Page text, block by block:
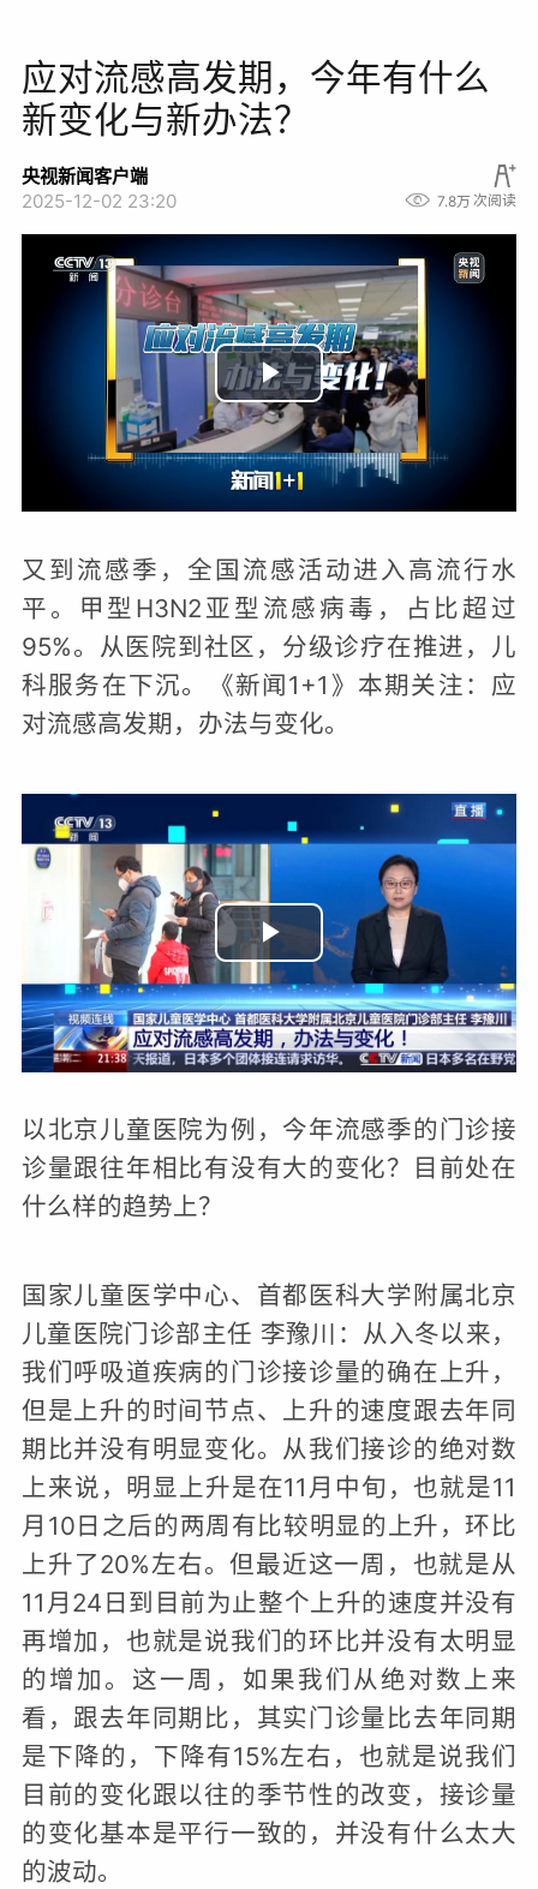
应对流感高发期，今年有什么
新变化与新办法？
央视新闻客户端
2025-12-02 23:20
7.8万 次阅读
播
放
视
频
又到流感季，全国流感活动进入高流行水
平。甲型H3N2亚型流感病毒，占比超过
95%。从医院到社区，分级诊疗在推进，儿
科服务在下沉。《新闻1+1》本期关注：应
对流感高发期，办法与变化。
播
放
视
频
以北京儿童医院为例，今年流感季的门诊接
诊量跟往年相比有没有大的变化？目前处在
什么样的趋势上？
国家儿童医学中心、首都医科大学附属北京
儿童医院门诊部主任 李豫川：从入冬以来，
我们呼吸道疾病的门诊接诊量的确在上升，
但是上升的时间节点、上升的速度跟去年同
期比并没有明显变化。从我们接诊的绝对数
上来说，明显上升是在11月中旬，也就是11
月10日之后的两周有比较明显的上升，环比
上升了20%左右。但最近这一周，也就是从
11月24日到目前为止整个上升的速度并没有
再增加，也就是说我们的环比并没有太明显
的增加。这一周，如果我们从绝对数上来
看，跟去年同期比，其实门诊量比去年同期
是下降的，下降有15%左右，也就是说我们
目前的变化跟以往的季节性的改变，接诊量
的变化基本是平行一致的，并没有什么太大
的波动。